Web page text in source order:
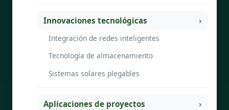
Innovaciones tecnológicas
Integración de redes inteligentes
Tecnología de almacenamiento
Sistemas solares plegables
Aplicaciones de proyectos